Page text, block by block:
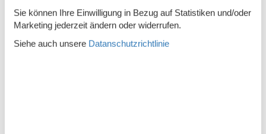
Entfernung zu Angelmöglichkeiten
90 m
Nächstes Restaurant
Sie können Ihre Einwilligung in Bezug auf Statistiken und/oder
Marketing jederzeit ändern oder widerrufen.
Siehe auch unsere Datanschutzrichtlinie